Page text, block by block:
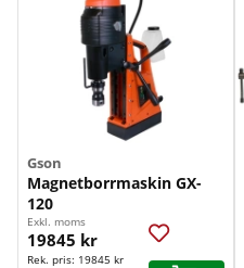
Gson
Magnetborrmaskin GX-
120
Exkl. moms
19845 kr
Rek. pris: 19845 kr